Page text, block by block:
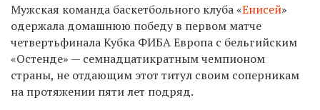
Мужская команда баскетбольного клуба «Енисей»
одержала домашнюю победу в первом матче
четвертьфинала Кубка ФИБА Европа с бельгийским
«Остенде» — семнадцатикратным чемпионом
страны, не отдающим этот титул своим соперникам
на протяжении пяти лет подряд.